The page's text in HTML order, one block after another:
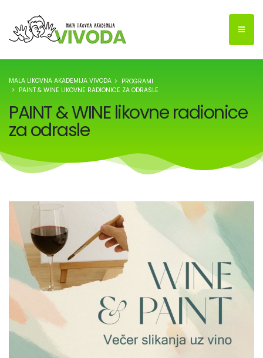
MALA LIKOVNA AKADEMIJA VIVODA
PROGRAMI
PAINT & WINE LIKOVNE RADIONICE ZA ODRASLE
PAINT & WINE likovne radionice
za odrasle